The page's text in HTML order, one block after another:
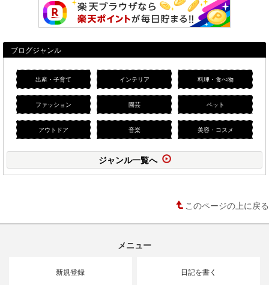
ブログジャンル
出産・子育て インテリア 料理・食べ物
ファッション 園芸 ペット
アウトドア 音楽 美容・コスメ
ジャンル一覧へ
このページの上に戻る
メニュー
新規登録 日記を書く